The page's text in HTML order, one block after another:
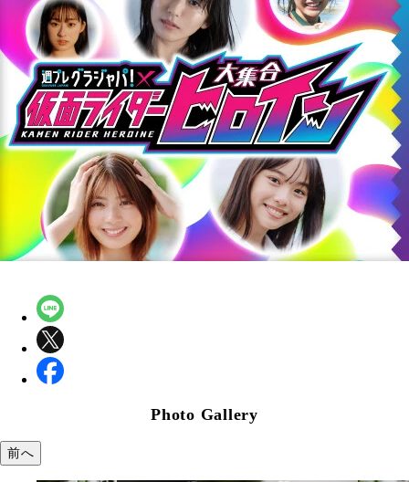
Photo Gallery
前へ